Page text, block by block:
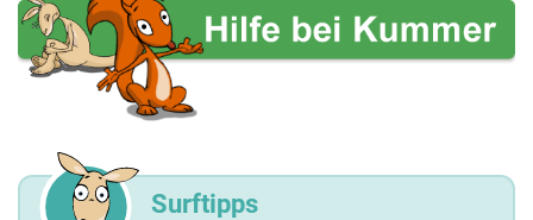
Surftipps